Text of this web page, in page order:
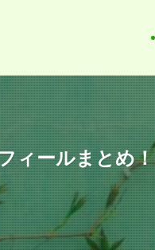
ィールまとめ！